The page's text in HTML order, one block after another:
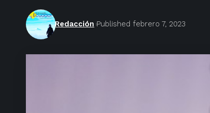
Redacción Published febrero 7, 2023